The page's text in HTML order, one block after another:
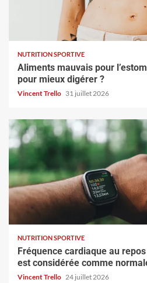
NUTRITION SPORTIVE
Aliments mauvais pour
pour mieux digérer ?
Vincent Trello 31 juillet 2026
NUTRITION SPORTIVE
Fréquence cardiaque au
est considérée comme
Vincent Trello 24 juillet 2026